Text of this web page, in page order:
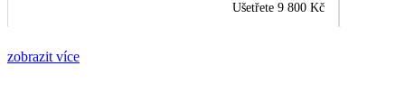
Ušetřete 9 800 Kč
zobrazit více